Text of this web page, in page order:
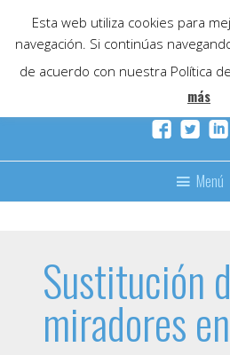
content
Menú
Sustitución
miradores
Esta web utiliza cookies para
navegación. Si continúas
de acuerdo con nuestra Política
más